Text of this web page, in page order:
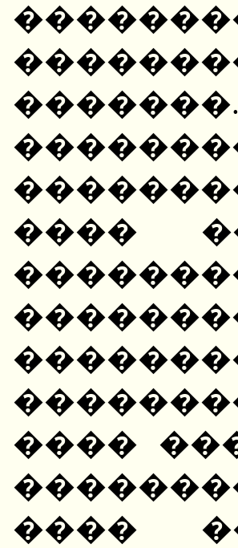
����
����
����